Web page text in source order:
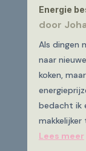
Energie
door
Als dingen
naar
koken,
bedacht ik
makkelijker
Lees meer